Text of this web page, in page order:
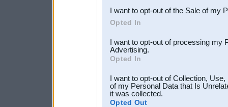
I want to opt-out of the Sale of my
Opted In
I want to opt-out of processing my
Advertising.
Opted In
I want to opt-out of Collection,
of my Personal Data that Is
it was collected.
Opted Out